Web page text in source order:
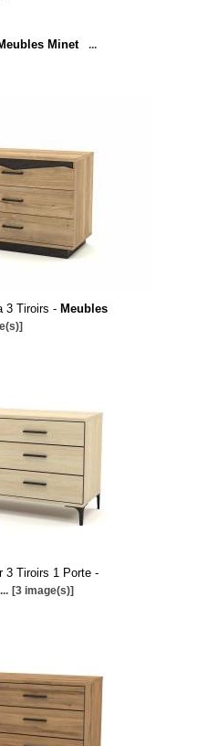
Minet
...
3 Tiroirs - Meubles
3 Tiroirs 1 Porte -
... [3 image(s)]